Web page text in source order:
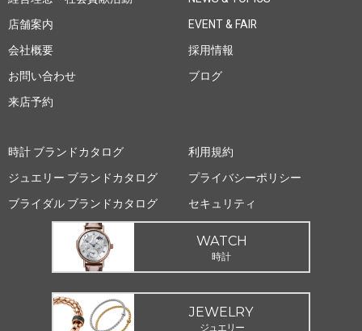
店舗案内
会社概要
お問い合わせ
来店予約
EVENT & FAIR
採用情報
ブログ
時計 ブランドカタログ
ジュエリー ブランドカタログ
ブライダル ブランドカタログ
利用規約
プライバシーポリシー
セキュリティ
WATCH
時計
JEWELRY
ジュエリー